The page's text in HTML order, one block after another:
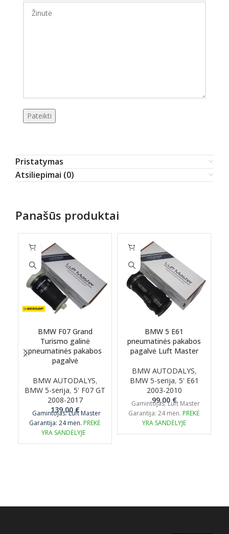
Pristatymas
Atsiliepimai (0)
Panašūs produktai
BMW F07 Grand
Turismo galinė
pneumatinės pakabos
pagalvė
BMW AUTODALYS,
BMW 5-serija, 5' F07 GT
2008-2017
139.00 €
Gamintojas: Luft Master
Garantija: 24 mėn. PREKĖ
YRA SANDĖLYJE
BMW 5 E61
pneumatinės pakabos
pagalvė Luft Master
BMW AUTODALYS,
BMW 5-serija, 5' E61
2003-2010
99.00 €
Gamintojas: Luft Master
Garantija: 24 mėn. PREKĖ
YRA SANDĖLYJE